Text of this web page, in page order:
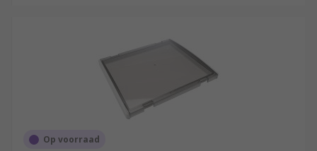
Op voorraad